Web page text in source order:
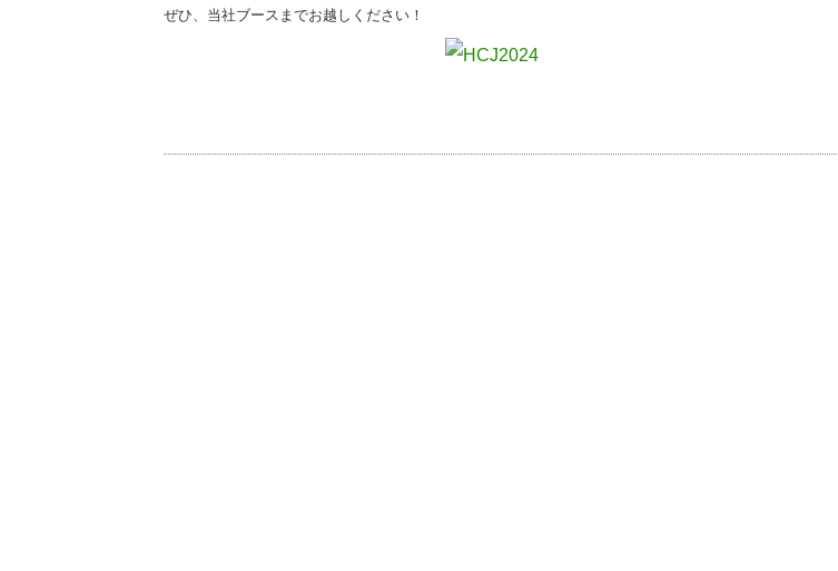
ぜひ、当社ブースまでお越しください！